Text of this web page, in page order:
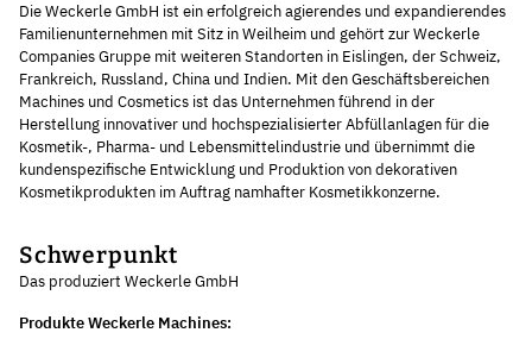
Die Weckerle GmbH ist ein erfolgreich agierendes und expandierendes
Familienunternehmen mit Sitz in Weilheim und gehört zur Weckerle
Companies Gruppe mit weiteren Standorten in Eislingen, der Schweiz,
Frankreich, Russland, China und Indien. Mit den Geschäftsbereichen
Machines und Cosmetics ist das Unternehmen führend in der
Herstellung innovativer und hochspezialisierter Abfüllanlagen für die
Kosmetik-, Pharma- und Lebensmittelindustrie und übernimmt die
kundenspezifische Entwicklung und Produktion von dekorativen
Kosmetikprodukten im Auftrag namhafter Kosmetikkonzerne.
Schwerpunkt
Das produziert Weckerle GmbH
Produkte Weckerle Machines: